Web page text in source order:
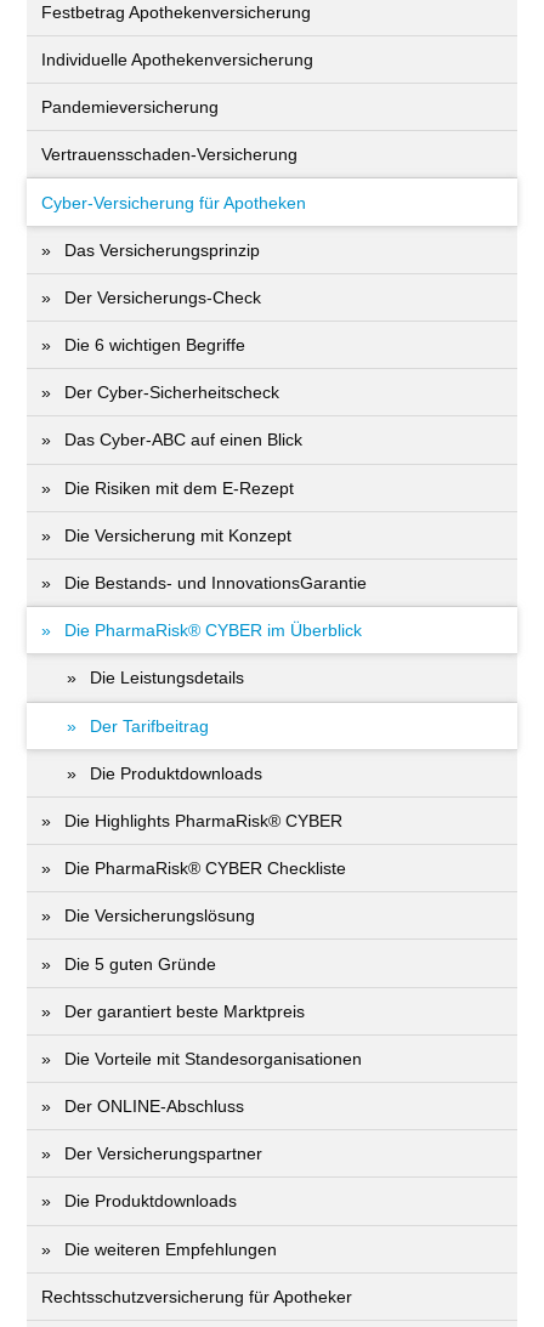
Festbetrag Apothekenversicherung
Individuelle Apothekenversicherung
Pandemieversicherung
Vertrauensschaden-Versicherung
Cyber-Versicherung für Apotheken
Das Versicherungsprinzip
Der Versicherungs-Check
Die 6 wichtigen Begriffe
Der Cyber-Sicher­heits­check
Das Cyber-ABC auf einen Blick
Die Risiken mit dem E-Rezept
Die Versicherung mit Konzept
Die Bestands- und InnovationsGarantie
Die PharmaRisk® CYBER im Überblick
Die Leistungsdetails
Der Tarifbeitrag
Die Produktdownloads
Die Highlights PharmaRisk® CYBER
Die PharmaRisk® CYBER Checkliste
Die Versicherungslösung
Die 5 guten Gründe
Der garantiert beste Marktpreis
Die Vorteile mit Standesorganisationen
Der ONLINE-Abschluss
Der Versicherungspartner
Die Produktdownloads
Die weiteren Empfehlungen
Rechtsschutzversicherung für Apotheker